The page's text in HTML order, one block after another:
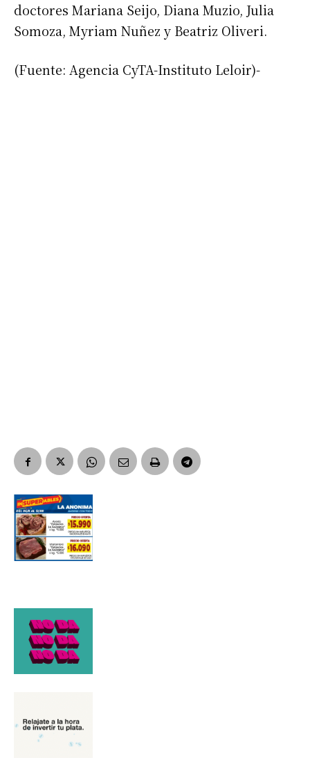
doctores Mariana Seijo, Diana Muzio, Julia
Somoza, Myriam Nuñez y Beatriz Oliveri.
(Fuente: Agencia CyTA-Instituto Leloir)-